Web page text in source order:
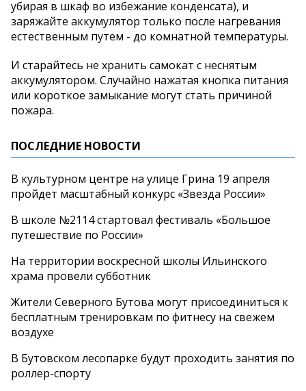
убирая в шкаф во избежание конденсата), и
заряжайте аккумулятор только после нагревания
естественным путем - до комнатной температуры.
И старайтесь не хранить самокат с неснятым
аккумулятором. Случайно нажатая кнопка питания
или короткое замыкание могут стать причиной
пожара.
ПОСЛЕДНИЕ НОВОСТИ
В культурном центре на улице Грина 19 апреля
пройдет масштабный конкурс «Звезда России»
В школе №2114 стартовал фестиваль «Большое
путешествие по России»
На территории воскресной школы Ильинского
храма провели субботник
Жители Северного Бутова могут присоединиться к
бесплатным тренировкам по фитнесу на свежем
воздухе
В Бутовском лесопарке будут проходить занятия по
роллер-спорту